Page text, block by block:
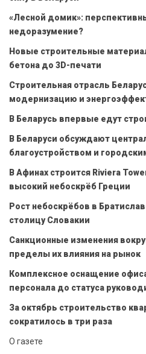
«Лесной домик»:
недоразумение?
Новые строительные
бетона до 3D-печати
Строительная отрасль
модернизацию и
В Беларусь впервые едут
В Беларуси обсуждают
благоустройством и
В Афинах строится Riviera
высокий небоскрёб Греции
Рост небоскрёбов в
столицу Словакии
Санкционные изменения
пределы их влияния на рынок
Комплексное оснащение
персонала до статуса
За октябрь строительство
сократилось в три раза
О газете